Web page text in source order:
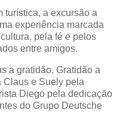
turística, a excursão a
experiência marcada
pela fé e pelos
entre amigos.
a gratidão. Gratidão a
Claus e Suely pela
Diego pela dedicação
do Grupo Deutsche